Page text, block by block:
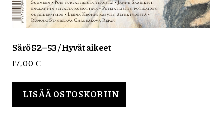
Särö 52–53 / Hyvät aikeet
17,00€
LISÄÄ OSTOSKORIIN